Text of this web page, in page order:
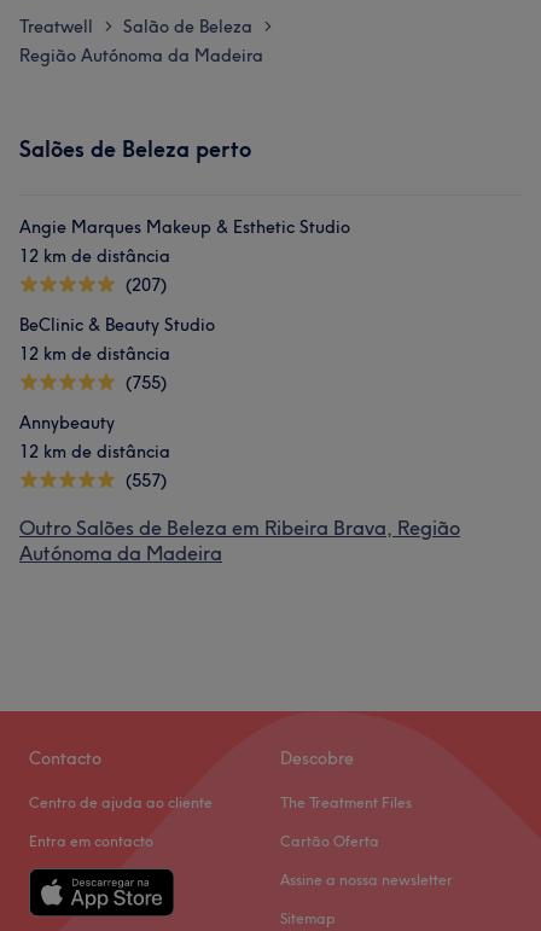
Treatwell > Salão de Beleza >
Região Autónoma da Madeira
Salões de Beleza perto
Angie Marques Makeup & Esthetic Studio
12 km de distância
(207)
BeClinic & Beauty Studio
12 km de distância
(755)
Annybeauty
12 km de distância
(557)
Outro Salões de Beleza em Ribeira Brava, Região
Autónoma da Madeira
Contacto
Centro de ajuda ao cliente
Entra em contacto
Descobre
The Treatment Files
Cartão Oferta
Assine a nossa newsletter
Sitemap